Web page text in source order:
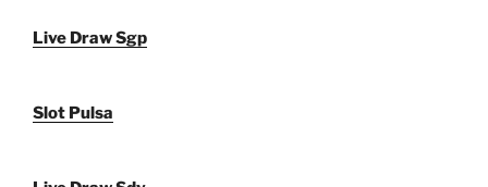
Live Draw Sgp
Slot Pulsa